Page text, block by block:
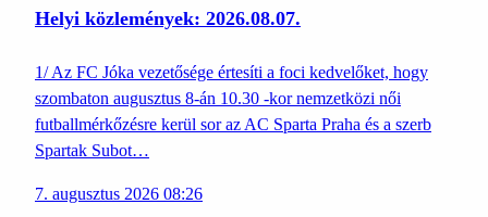
Helyi közlemények: 2026.08.07.
1/ Az FC Jóka vezetősége értesíti a foci kedvelőket, hogy
szombaton augusztus 8-án 10.30 -kor nemzetközi női
futballmérkőzésre kerül sor az AC Sparta Praha és a szerb
Spartak Subot…
7. augusztus 2026 08:26